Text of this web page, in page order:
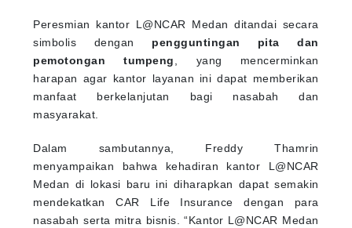
Peresmian kantor L@NCAR Medan ditandai secara
simbolis dengan pengguntingan pita dan
pemotongan tumpeng
, yang mencerminkan
harapan agar kantor layanan ini dapat memberikan
manfaat berkelanjutan bagi nasabah dan
masyarakat.
Dalam sambutannya, Freddy Thamrin
menyampaikan bahwa kehadiran kantor L@NCAR
Medan di lokasi baru ini diharapkan dapat semakin
mendekatkan CAR Life Insurance dengan para
nasabah serta mitra bisnis. “Kantor L@NCAR Medan